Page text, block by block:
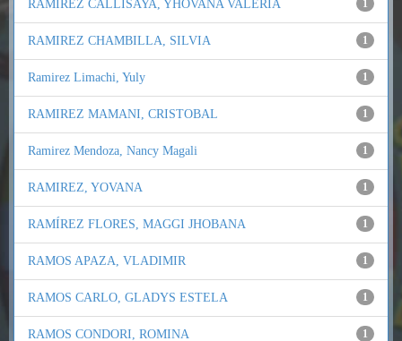
RAMIREZ CALLISAYA, YHOVANA VALERIA 1
RAMIREZ CHAMBILLA, SILVIA 1
Ramirez Limachi, Yuly 1
RAMIREZ MAMANI, CRISTOBAL 1
Ramirez Mendoza, Nancy Magali 1
RAMIREZ, YOVANA 1
RAMÍREZ FLORES, MAGGI JHOBANA 1
RAMOS APAZA, VLADIMIR 1
RAMOS CARLO, GLADYS ESTELA 1
RAMOS CONDORI, ROMINA 1